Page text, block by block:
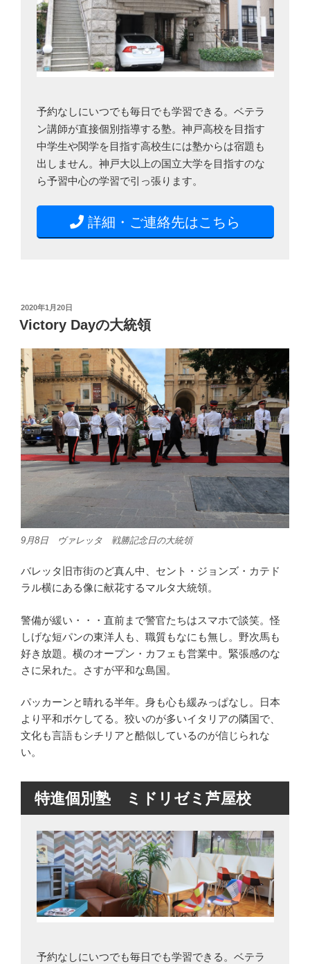
予約なしにいつでも毎日でも学習できる。ベテラ
ン講師が直接個別指導する塾。神戸高校を目指す
中学生や関学を目指す高校生には塾からは宿題も
出しません。神戸大以上の国立大学を目指すのな
ら予習中心の学習で引っ張ります。
詳細・ご連絡先はこちら
投
稿
日:
2020年1月20日
Victory Dayの大統領
9月8日 ヴァレッタ 戦勝記念日の大統領
バレッタ旧市街のど真ん中、セント・ジョンズ・カテド
ラル横にある像に献花するマルタ大統領。
警備が緩い・・・直前まで警官たちはスマホで談笑。怪
しげな短パンの東洋人も、職質もなにも無し。野次馬も
好き放題。横のオープン・カフェも営業中。緊張感のな
さに呆れた。さすが平和な島国。
パッカーンと晴れる半年。身も心も緩みっぱなし。日本
より平和ボケしてる。狡いのが多いイタリアの隣国で、
文化も言語もシチリアと酷似しているのが信じられな
い。
特進個別塾 ミドリゼミ芦屋校
予約なしにいつでも毎日でも学習できる。ベテラ